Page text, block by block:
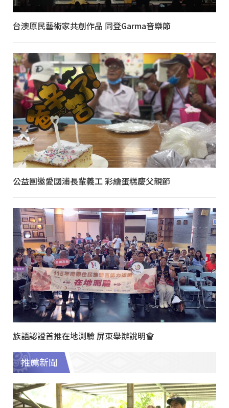
台澳原民藝術家共創作品 同登Garma音樂節
公益團邀愛國浦長輩義工 彩繪蛋糕慶父親節
族語認證首推在地測驗 屏東舉辦說明會
推薦新聞